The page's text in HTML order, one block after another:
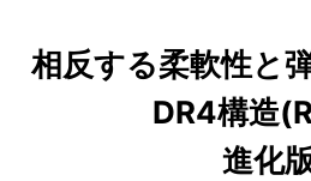
相反する柔軟性と
DR4構造
進化